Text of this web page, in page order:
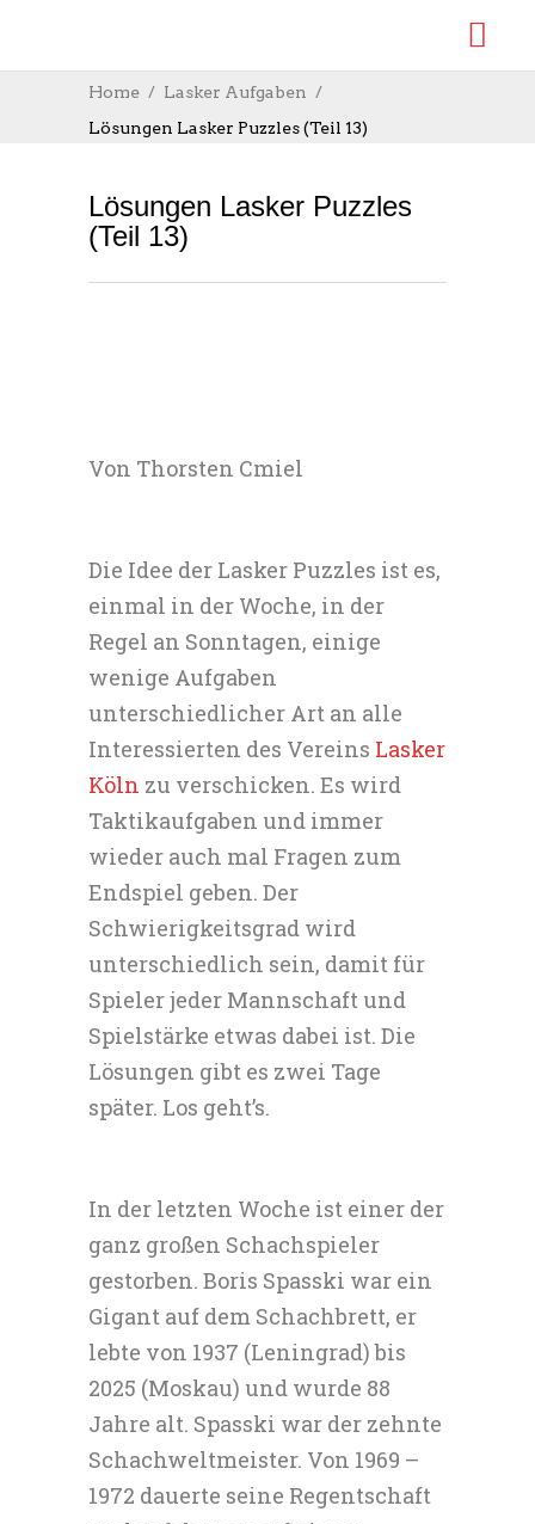
Home
Lasker Aufgaben
Lösungen Lasker Puzzles (Teil 13)
Lösungen Lasker Puzzles
(Teil 13)
Von Thorsten Cmiel
Die Idee der Lasker Puzzles ist es,
einmal in der Woche, in der
Regel an Sonntagen, einige
wenige Aufgaben
unterschiedlicher Art an alle
Interessierten des Vereins Lasker
Köln zu verschicken. Es wird
Taktikaufgaben und immer
wieder auch mal Fragen zum
Endspiel geben. Der
Schwierigkeitsgrad wird
unterschiedlich sein, damit für
Spieler jeder Mannschaft und
Spielstärke etwas dabei ist. Die
Lösungen gibt es zwei Tage
später. Los geht’s.
In der letzten Woche ist einer der
ganz großen Schachspieler
gestorben. Boris Spasski war ein
Gigant auf dem Schachbrett, er
lebte von 1937 (Leningrad) bis
2025 (Moskau) und wurde 88
Jahre alt. Spasski war der zehnte
Schachweltmeister. Von 1969 –
1972 dauerte seine Regentschaft